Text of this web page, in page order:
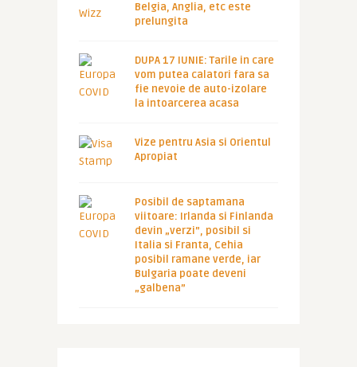
Belgia, Anglia, etc este
prelungita
DUPA 17 IUNIE: Tarile in care
vom putea calatori fara sa
fie nevoie de auto-izolare
la intoarcerea acasa
Vize pentru Asia si Orientul
Apropiat
Posibil de saptamana
viitoare: Irlanda si Finlanda
devin „verzi”, posibil si
Italia si Franta, Cehia
posibil ramane verde, iar
Bulgaria poate deveni
„galbena”